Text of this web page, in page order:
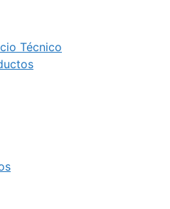
Técnico